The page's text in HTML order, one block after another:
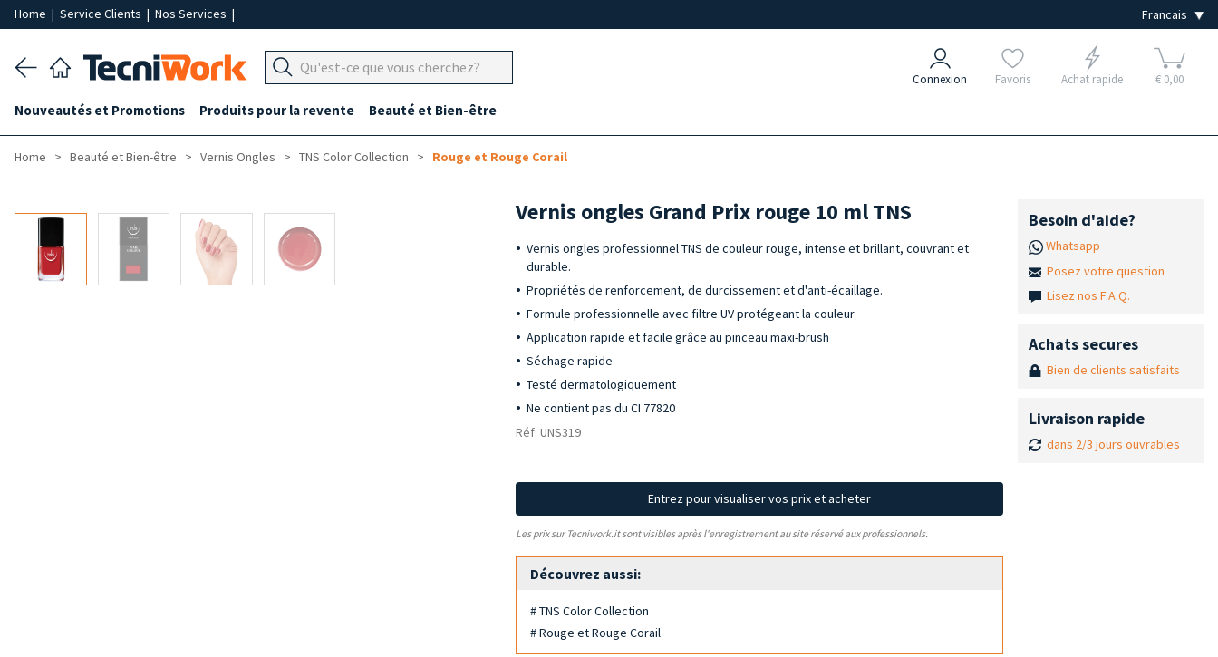
Home | Service Clients | Nos Services |
Connexion Favoris Achat rapide € 0,00
Nouveautés et Promotions Produits pour la revente Beauté et Bien-être
Home Beauté et Bien-être Vernis Ongles TNS Color Collection Rouge et Rouge Corail
-40% Vernis ongles Grand Prix rouge 10 ml TNS
Vernis ongles professionnel TNS de couleur rouge, intense et brillant, couvrant et
durable.
Propriétés de renforcement, de durcissement et d'anti-écaillage.
Formule professionnelle avec filtre UV protégeant la couleur
Application rapide et facile grâce au pinceau maxi-brush
Séchage rapide
Testé dermatologiquement
Ne contient pas du CI 77820
Réf: UNS319
Entrez pour visualiser vos prix et acheter
Les prix sur Tecniwork.it sont visibles après l'enregistrement au site réservé aux professionnels.
Découvrez aussi:
# TNS Color Collection
# Rouge et Rouge Corail
Besoin d'aide?
Whatsapp
Posez votre question
Lisez nos F.A.Q.
Achats secures
Bien de clients satisfaits
Livraison rapide
dans 2/3 jours ouvrables